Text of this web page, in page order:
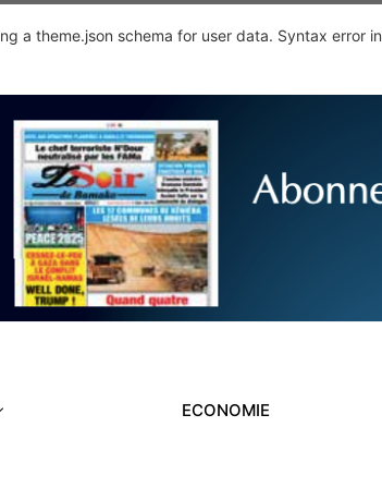
a theme.json schema for user data. Syntax error in
ECONOMIE